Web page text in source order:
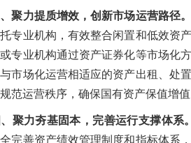
聚力提质增效，创新市场运营路径
专业机构，有效整合闲置和低效资
专业机构通过资产证券化等市场化
市场化运营相适应的资产出租、处
范运营秩序，确保国有资产保值增值
、聚力夯基固本，完善运行支撑体系。
完善资产绩效管理制度和指标体系